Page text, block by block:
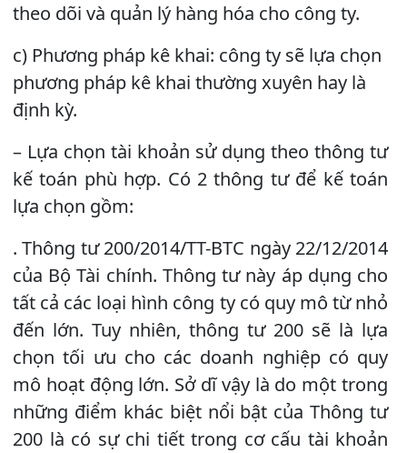
theo dõi và quản lý hàng hóa cho công ty.
c) Phương pháp kê khai: công ty sẽ lựa chọn
phương pháp kê khai thường xuyên hay là
định kỳ.
– Lựa chọn tài khoản sử dụng theo thông tư
kế toán phù hợp. Có 2 thông tư để kế toán
lựa chọn gồm:
. Thông tư 200/2014/TT-BTC ngày 22/12/2014
của Bộ Tài chính. Thông tư này áp dụng cho
tất cả các loại hình công ty có quy mô từ nhỏ
đến lớn. Tuy nhiên, thông tư 200 sẽ là lựa
chọn tối ưu cho các doanh nghiệp có quy
mô hoạt động lớn. Sở dĩ vậy là do một trong
những điểm khác biệt nổi bật của Thông tư
200 là có sự chi tiết trong cơ cấu tài khoản